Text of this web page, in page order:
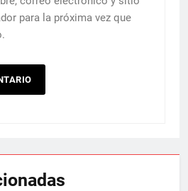
para la próxima vez que